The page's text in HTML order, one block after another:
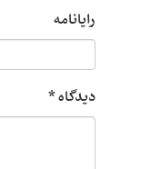
رایانامه
دیدگاه*